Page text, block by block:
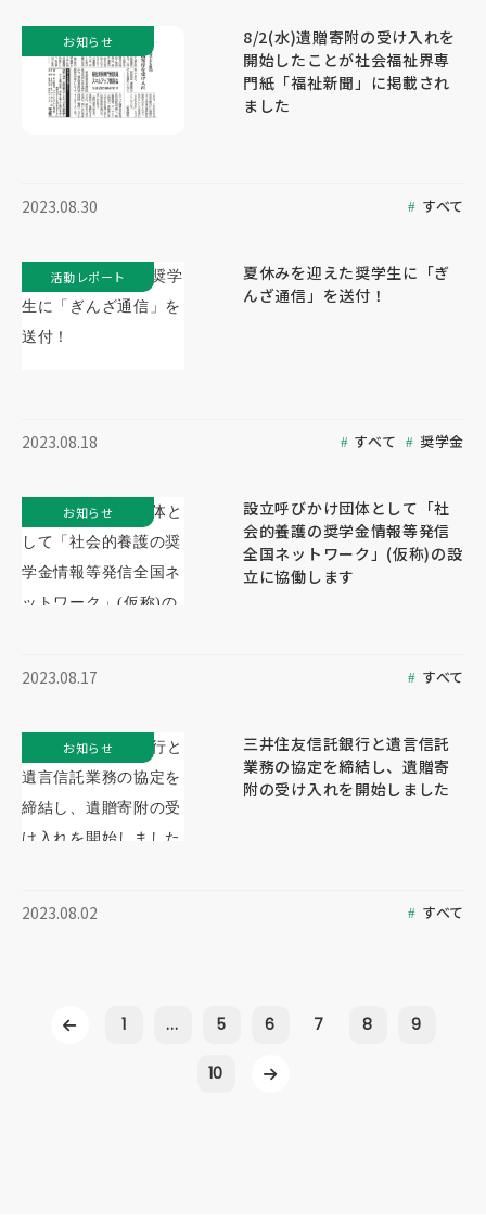
8/2(水)遺贈寄附の受け入れを
開始したことが社会福祉界専
門紙「福祉新聞」に掲載され
ました
2023.08.30 すべて
お知らせ
夏休みを迎えた奨学生に「ぎ
んざ通信」を送付！
2023.08.18 すべて 奨学金
活動レポート
設立呼びかけ団体として「社
会的養護の奨学金情報等発信
全国ネットワーク」(仮称)の設
立に協働します
2023.08.17 すべて
お知らせ
三井住友信託銀行と遺言信託
業務の協定を締結し、遺贈寄
附の受け入れを開始しました
2023.08.02 すべて
お知らせ
1 ... 5 6 7 8 9
10